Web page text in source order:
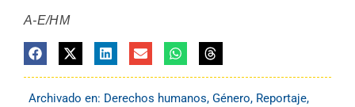
A-E/HM
Archivado en: Derechos humanos, Género, Reportaje,